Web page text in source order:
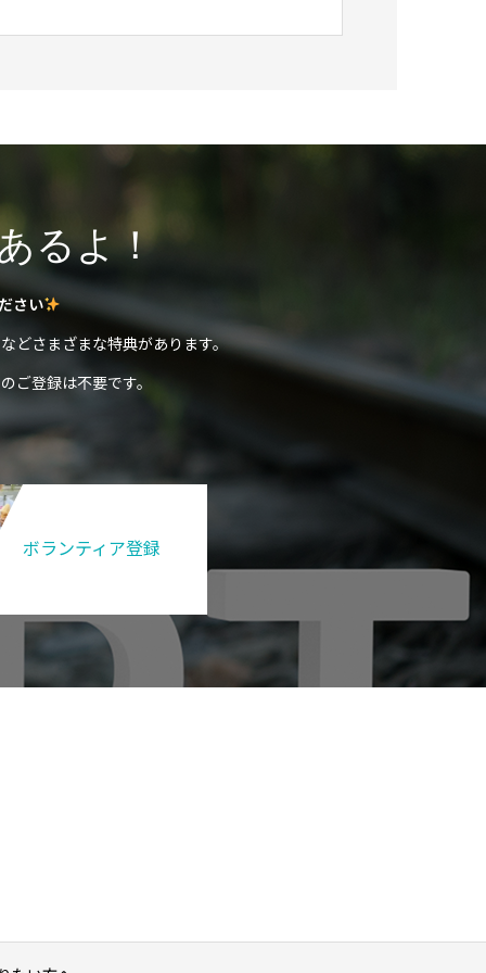
るよ！
さい
どさまざまな特典があります。
ご登録は不要です。
ボランティア登録